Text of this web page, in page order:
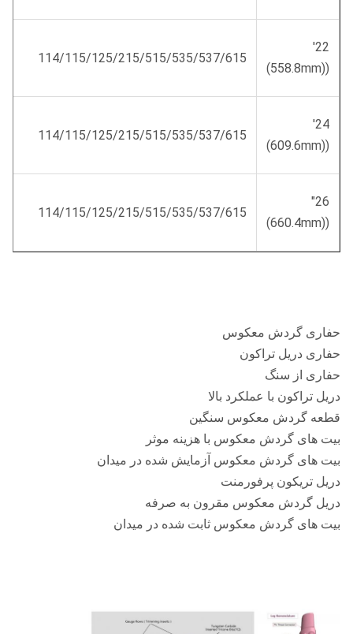
22'
((558.8mm)
114/115/125/215/515/535/537/615
24'
((609.6mm)
114/115/125/215/515/535/537/615
26"
((660.4mm)
114/115/125/215/515/535/537/615
حفاری گردش معکوس
حفاری دریل تراکون
حفاری از سنگ
دریل تراکون با عملکرد بالا
قطعه گردش معکوس سنگین
بیت های گردش معکوس با هزینه موثر
بیت های گردش معکوس آزمایش شده در میدان
دریل تریکون پرفورمنت
دریل گردش معکوس مقرون به صرفه
بیت های گردش معکوس ثابت شده در میدان